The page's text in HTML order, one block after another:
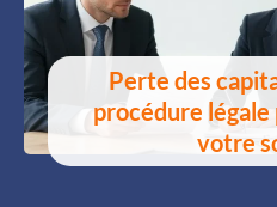
Perte des
procédure
votre